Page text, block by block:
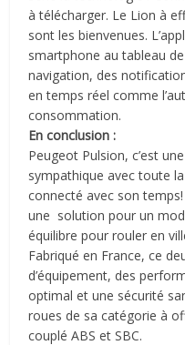
à télécharger. Le Lion à
sont les bienvenues.
smartphone au tableau
navigation, des
en temps réel comme
consommation.
En conclusion :
Peugeot Pulsion, c’est
sympathique avec toute
connecté avec son
une solution pour un
équilibre pour rouler en
Fabriqué en France, ce
d’équipement, des
optimal et une sécurité
roues de sa catégorie à
couplé ABS et SBC.